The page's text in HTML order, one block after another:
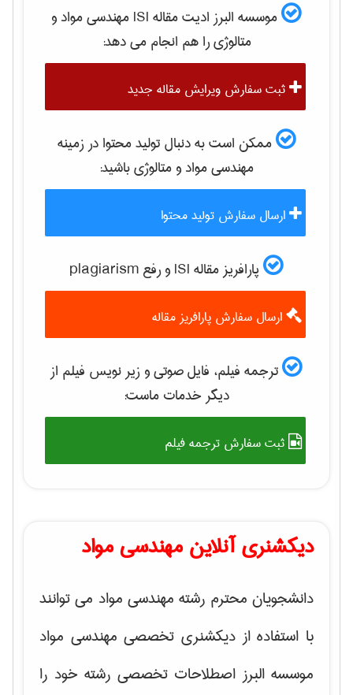
موسسه البرز ادیت مقاله ISI
مهندسی مواد و
متالوژیرا هم انجام می دهد:
ثبت سفارش ویرایش مقاله جدید
ممکن است به دنبال تولید محتوا در زمینه
مهندسی مواد و متالوژیباشید:
ارسال سفارش تولید محتوا
پارافریز مقاله ISI و رفع plagiarism
ارسال سفارش پارافریز مقاله
ترجمه فیلم، فایل صوتی و زیر نویس فیلم از
دیگر خدمات ماست:
ثبت سفارش ترجمه فیلم
دیکشنری آنلاین مهندسی مواد
دانشجویان محترم رشته مهندسی مواد می توانند
با استفاده از دیکشنری تخصصی مهندسی مواد
موسسه البرز اصطلاحات تخصصی رشته خود را